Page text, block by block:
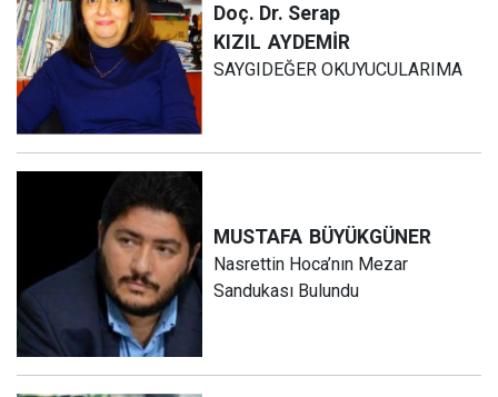
Doç. Dr. Serap
KIZIL AYDEMİR
SAYGIDEĞER OKUYUCULARIMA
MUSTAFA BÜYÜKGÜNER
Nasrettin Hoca’nın Mezar
Sandukası Bulundu